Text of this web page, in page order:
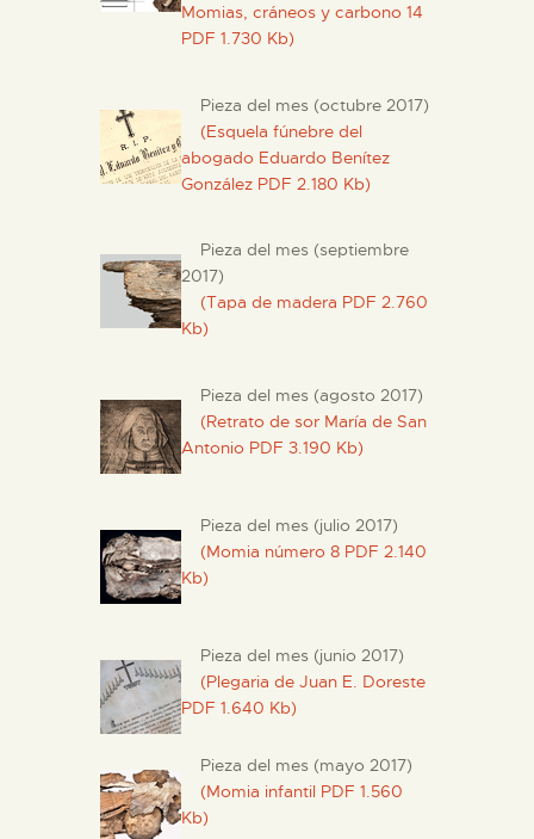
Momias, cráneos y carbono 14
PDF 1.730 Kb)
Pieza del mes (octubre 2017)
(Esquela fúnebre del
abogado Eduardo Benítez
González PDF 2.180 Kb)
Pieza del mes (septiembre
2017)
(Tapa de madera PDF 2.760
Kb)
Pieza del mes (agosto 2017)
(Retrato de sor María de San
Antonio PDF 3.190 Kb)
Pieza del mes (julio 2017)
(Momia número 8 PDF 2.140
Kb)
Pieza del mes (junio 2017)
(Plegaria de Juan E. Doreste
PDF 1.640 Kb)
Pieza del mes (mayo 2017)
(Momia infantil PDF 1.560
Kb)